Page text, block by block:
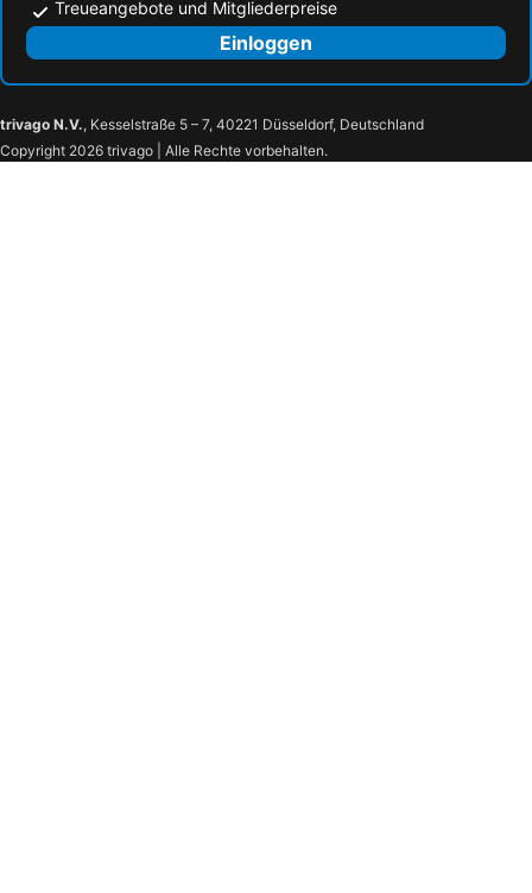
Treueangebote und Mitgliederpreise
Einloggen
trivago N.V., Kesselstraße 5 – 7, 40221 Düsseldorf, Deutschland
Copyright 2026 trivago | Alle Rechte vorbehalten.